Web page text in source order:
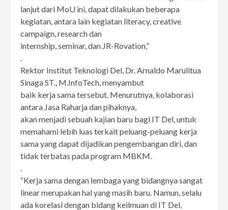
lanjut dari MoU ini, dapat dilakukan beberapa
kegiatan, antara lain kegiatan literacy, creative
campaign, research dan
internship, seminar, dan JR-Rovation,”
.
Rektor Institut Teknologi Del, Dr. Arnaldo Marulitua
Sinaga ST., M.InfoTech, menyambut
baik kerja sama tersebut. Menurutnya, kolaborasi
antara Jasa Raharja dan pihaknya,
akan menjadi sebuah kajian baru bagi IT Del, untuk
memahami lebih luas terkait peluang-peluang kerja
sama yang dapat dijadikan pengembangan diri, dan
tidak terbatas pada program MBKM.
.
“Kerja sama dengan lembaga yang bidangnya sangat
linear merupakan hal yang masih baru. Namun, selalu
ada korelasi dengan bidang keilmuan di IT Del,